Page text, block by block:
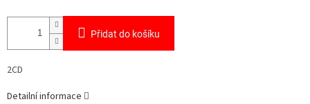
Přidat do košíku
2CD
Detailní informace